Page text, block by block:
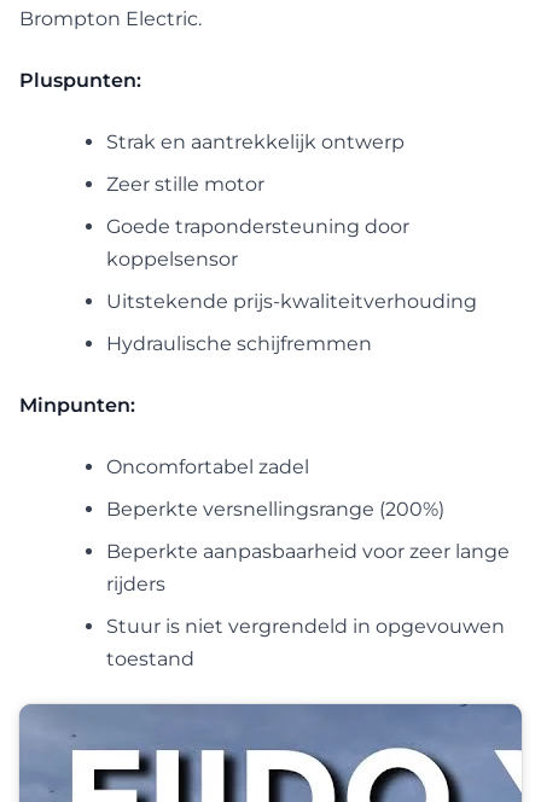
Brompton Electric.
Pluspunten:
Strak en aantrekkelijk ontwerp
Zeer stille motor
Goede trapondersteuning door
koppelsensor
Uitstekende prijs-kwaliteitverhouding
Hydraulische schijfremmen
Minpunten:
Oncomfortabel zadel
Beperkte versnellingsrange (200%)
Beperkte aanpasbaarheid voor zeer lange
rijders
Stuur is niet vergrendeld in opgevouwen
toestand